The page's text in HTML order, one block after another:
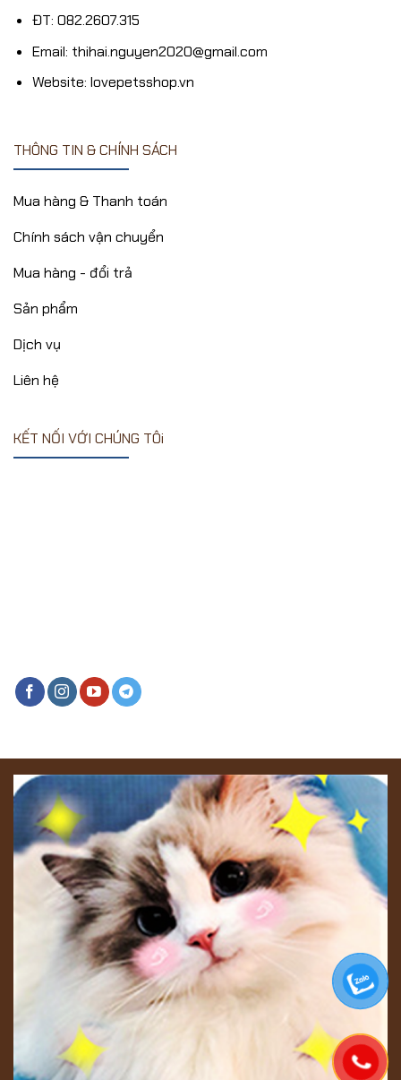
ĐT: 082.2607.315
Email: thihai.nguyen2020@gmail.com
Website: lovepetsshop.vn
THÔNG TIN & CHÍNH SÁCH
Mua hàng & Thanh toán
Chính sách vận chuyển
Mua hàng - đổi trả
Sản phẩm
Dịch vụ
Liên hệ
KẾT NỐI VỚI CHÚNG TÔi